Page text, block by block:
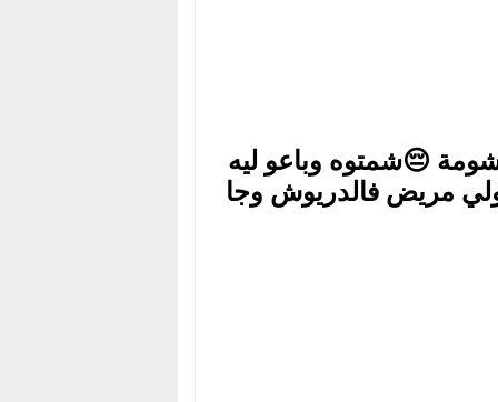
😔شمتوه وباعو ليه
مريض فالدريوش وجا